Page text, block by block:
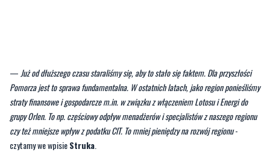
grupy Orlen. To np. częściowy odpływ menadżerów i specjalistów z naszego regionu
czy też mniejsze wpływ z podatku CIT. To mniej pieniędzy na rozwój regionu-
czytamy we wpisieStruka.
CZYTAJ TEŻ:Trwa wycinka lasu pod budowę
'jądrówki'. Na miejscu harvestery i forwarder